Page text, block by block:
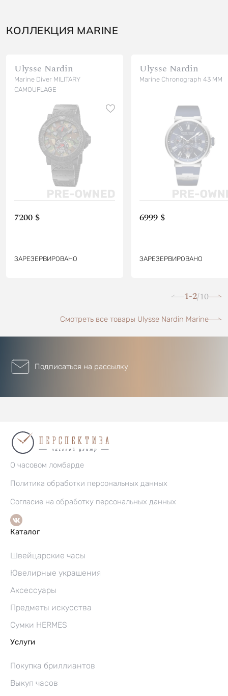
КОЛЛЕКЦИЯ MARINE
Ulysse Nardin
Marine Diver MILITARY
CAMOUFLAGE
7200 $
ЗАРЕЗЕРВИРОВАНО
Ulysse Nardin
Marine Chronograph 43 MM
6999 $
ЗАРЕЗЕРВИРОВАНО
1-2/10
Смотреть все товары Ulysse Nardin Marine
Подписаться на рассылку
О часовом ломбарде
Политика обработки персональных данных
Согласие на обработку персональных данных
Каталог
Швейцарские часы
Ювелирные украшения
Аксессуары
Предметы искусства
Сумки HERMES
Услуги
Покупка бриллиантов
Выкуп часов